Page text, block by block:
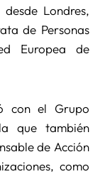
Londres,
de Personas
Europea de
con el Grupo
que también
de Acción
como